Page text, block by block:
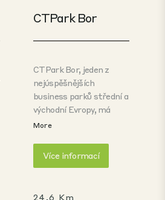
CTPark Bor
CTPark Bor, jeden z
nejúspěšnějších
business parků střední a
východní Evropy, má
strategickou polohu v
vynikajícím napojením na
More
Více informací
24,6 Km